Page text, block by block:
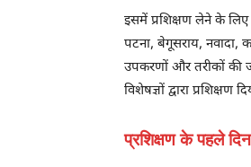
इसमें प्रशिक्षण लेने के
पटना, बेगूसराय,
उपकरणों और तरीकों की
विशेषज्ञों द्वारा प्रशिक्षण
प्रशिक्षण के पहले